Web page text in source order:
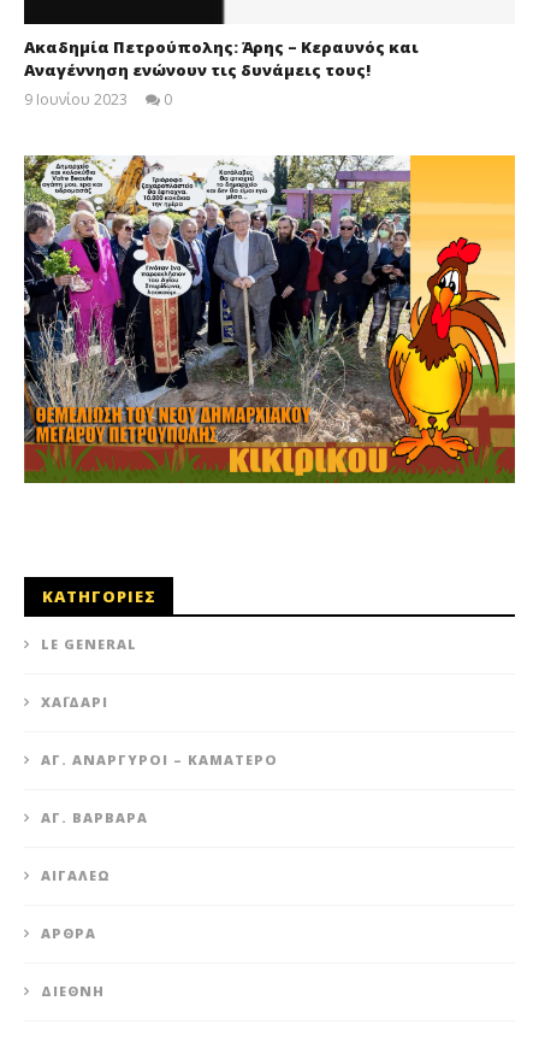
Ακαδημία Πετρούπολης: Άρης – Κεραυνός και
Αναγέννηση ενώνουν τις δυνάμεις τους!
9 Ιουνίου 2023
0
ΚΑΤΗΓΟΡΙΕΣ
LE GENERAL
XΑΪΔΆΡΙ
ΆΓ. ΑΝΆΡΓΥΡΟΙ – KΑΜΑΤΕΡΌ
ΑΓ. ΒΑΡΒΆΡΑ
ΑΙΓΆΛΕΩ
ΆΡΘΡΑ
ΔΙΕΘΝΉ